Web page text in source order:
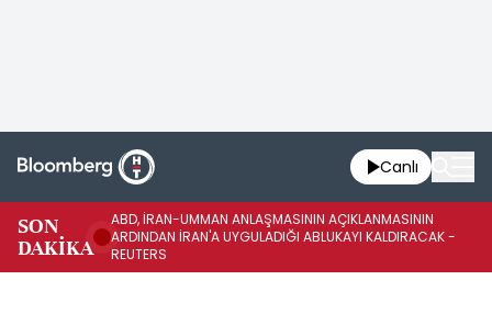
Canlı
SON
DAKİKA
ABD, İRAN-UMMAN ANLAŞMASININ AÇIKLANMASININ
ARDINDAN İRAN'A UYGULADIĞI ABLUKAYI KALDIRACAK -
REUTERS